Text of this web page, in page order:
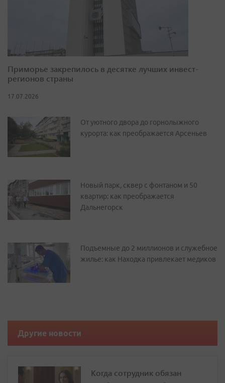
Приморье закрепилось в десятке лучших инвест-
регионов страны
17.07.2026
От уютного двора до горнолыжного
курорта: как преображается Арсеньев
Новый парк, сквер с фонтаном и 50
квартир: как преображается
Дальнегорск
Подъемные до 2 миллионов и служебное
жилье: как Находка привлекает медиков
Другие новости
Когда сотрудник обязан